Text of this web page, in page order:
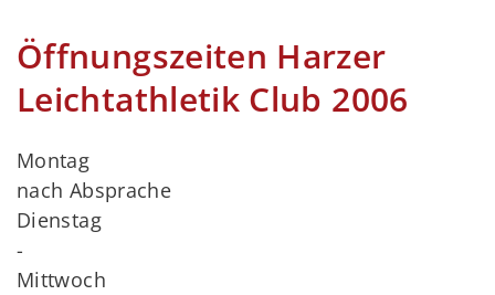
Öffnungszeiten Harzer
Leichtathletik Club 2006
Montag
nach Absprache
Dienstag
-
Mittwoch